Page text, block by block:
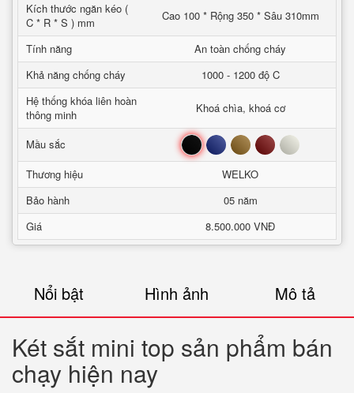
Kích thước ngăn kéo (
C * R * S ) mm
Cao 100 * Rộng 350 * Sâu 310mm
Tính năng
An toàn chống cháy
Khả năng chống cháy
1000 - 1200 độ C
Hệ thống khóa liên hoàn
thông minh
Khoá chìa, khoá cơ
Mầu sắc Đen Xanh Nâu Đỏ Trắng
Thương hiệu
WELKO
Bảo hành
05 năm
Giá
8.500.000 VNĐ
Nổi bật Hình ảnh Mô tả
Két sắt mini top sản phẩm bán
chạy hiện nay